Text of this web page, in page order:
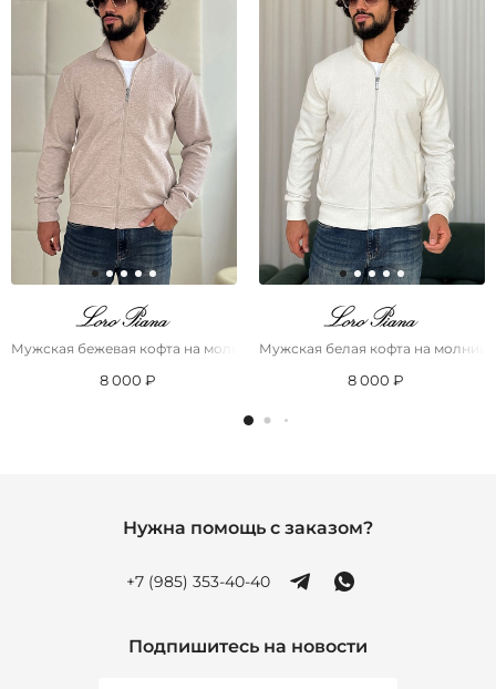
Мужская бежевая кофта на молнии Loro Piana
8 000 ₽
Мужская белая кофта на молнии
8 000 ₽
Нужна помощь с заказом?
+7 (985) 353-40-40
Подпишитесь на новости